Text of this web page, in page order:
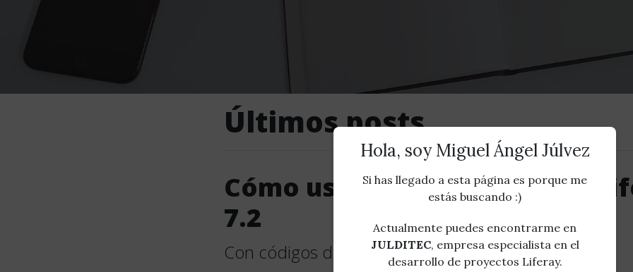
Últimos posts
Cómo usar reCAPTCHAv3 en
7.2
Con códigos de ejemplo en GitHub
Hola, soy Miguel Ángel Júlvez
Si has llegado a esta página es porque me
estás buscando :)
Actualmente puedes encontrarme en
JULDITEC, empresa especialista en el
desarrollo de proyectos Liferay.